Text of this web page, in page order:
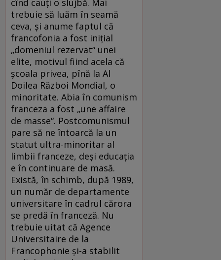
cînd cauţi o slujbă. Mai
trebuie să luăm în seamă
ceva, şi anume faptul că
francofonia a fost iniţial
„domeniul rezervat“ unei
elite, motivul fiind acela că
şcoala privea, pînă la Al
Doilea Război Mondial, o
minoritate. Abia în comunism
franceza a fost „une affaire
de masse“. Postcomunismul
pare să ne întoarcă la un
statut ultra-minoritar al
limbii franceze, deşi educaţia
e în continuare de masă.
Există, în schimb, după 1989,
un număr de departamente
universitare în cadrul cărora
se predă în franceză. Nu
trebuie uitat că Agence
Universitaire de la
Francophonie şi-a stabilit